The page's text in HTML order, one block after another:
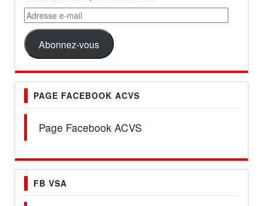
Adresse
e-
mail
Abonnez-vous
PAGE FACEBOOK ACVS
Page Facebook ACVS
FB VSA